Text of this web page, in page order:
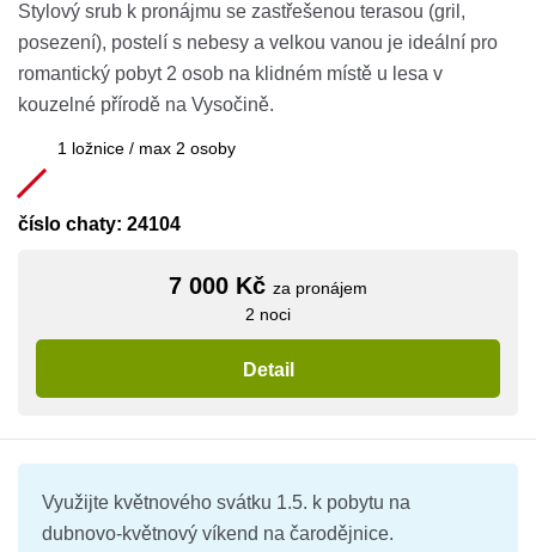
Stylový srub k pronájmu se zastřešenou terasou (gril,
posezení), postelí s nebesy a velkou vanou je ideální pro
romantický pobyt 2 osob na klidném místě u lesa v
kouzelné přírodě na Vysočině.
1 ložnice / max 2 osoby
číslo chaty: 24104
7 000 Kč za pronájem
2 noci
Detail
Využijte květnového svátku 1.5. k pobytu na
dubnovo-květnový víkend na čarodějnice.